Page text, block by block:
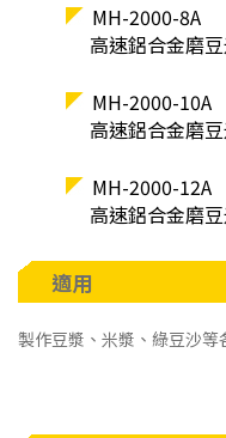
MH-2000-8A
高速鋁合金磨
MH-2000-10A
高速鋁合金磨
MH-2000-12A
高速鋁合金磨
適用
製作豆漿、米漿、綠豆沙等